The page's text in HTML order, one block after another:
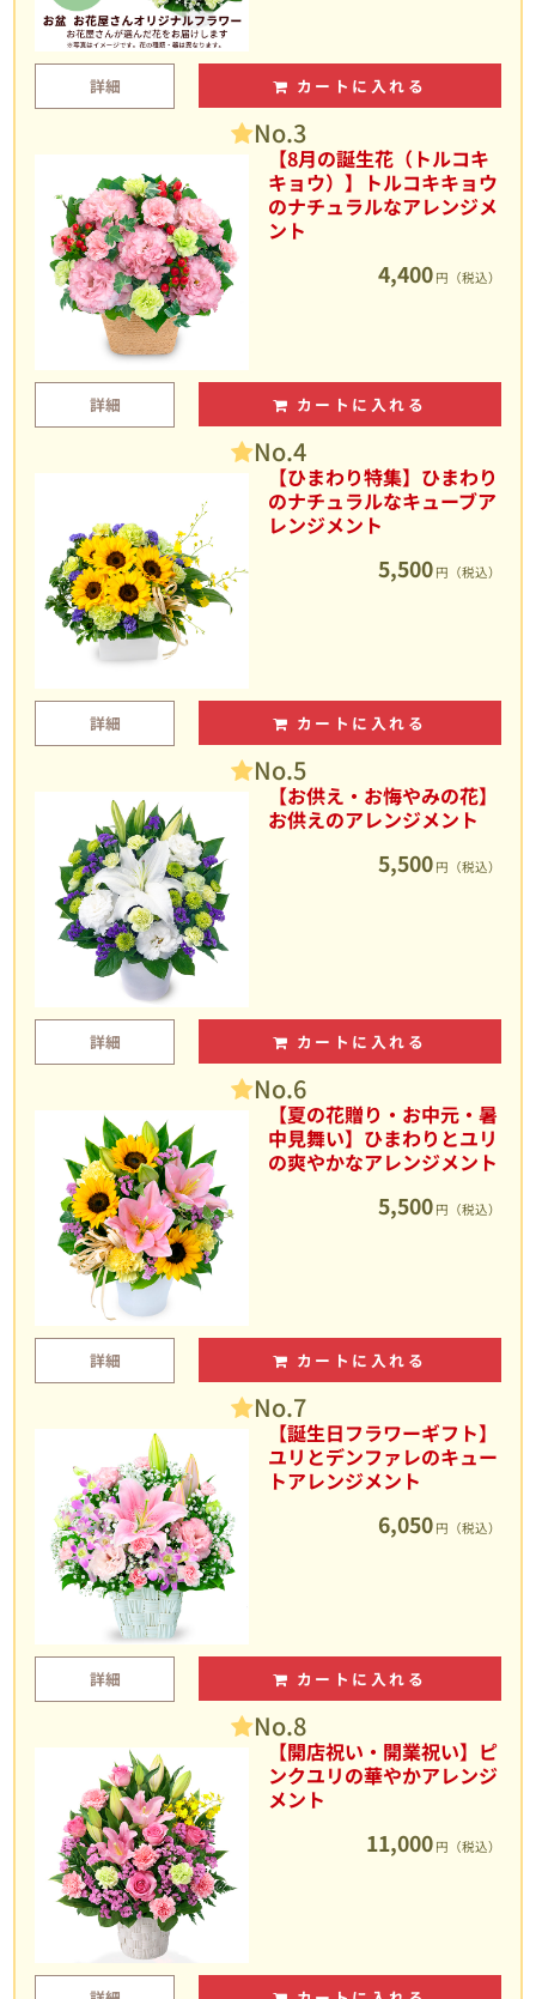
詳細 カートに入れる
No.3
【8月の誕生花（トルコキ
キョウ）】トルコキキョウ
のナチュラルなアレンジメ
ント
4,400 円（税込）
詳細 カートに入れる
No.4
【ひまわり特集】ひまわり
のナチュラルなキューブア
レンジメント
5,500 円（税込）
詳細 カートに入れる
No.5
【お供え・お悔やみの花】
お供えのアレンジメント
5,500 円（税込）
詳細 カートに入れる
No.6
【夏の花贈り・お中元・暑
中見舞い】ひまわりとユリ
の爽やかなアレンジメント
5,500 円（税込）
詳細 カートに入れる
No.7
【誕生日フラワーギフト】
ユリとデンファレのキュー
トアレンジメント
6,050 円（税込）
詳細 カートに入れる
No.8
【開店祝い・開業祝い】ピ
ンクユリの華やかアレンジ
メント
11,000 円（税込）